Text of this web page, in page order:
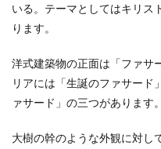
いる。テーマとしてはキリス
ります。
洋式建築物の正面は「ファサ
リアには「生誕のファサード
ァサード」の三つがあります。
大樹の幹のような外観に対し